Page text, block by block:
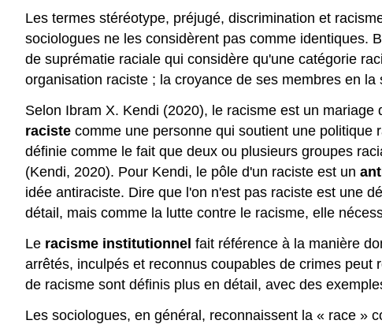
Les termes stéréotype, préjugé, discrimination et
sociologues ne les considèrent pas comme identiques.
de suprématie raciale qui considère qu'une catégorie
organisation raciste ; la croyance de ses membres en
Selon Ibram X. Kendi (2020), le racisme est un
raciste comme une personne qui soutient une
définie comme le fait que deux ou plusieurs groupes
(Kendi, 2020). Pour Kendi, le pôle d'un raciste est un
idée antiraciste. Dire que l'on n'est pas raciste est une
détail, mais comme la lutte contre le racisme, elle
Le racisme institutionnel fait référence à la manière
arrêtés, inculpés et reconnus coupables de crimes
de racisme sont définis plus en détail, avec des
Les sociologues, en général, reconnaissent la « race »